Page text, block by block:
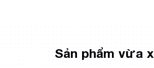
Sản phẩm vừa